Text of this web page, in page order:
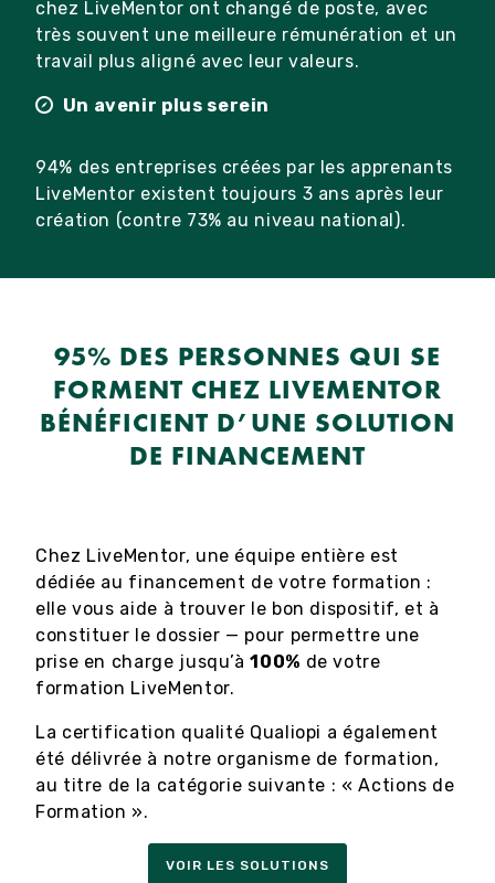
chez LiveMentor ont changé de poste, avec
très souvent une meilleure rémunération et un
travail plus aligné avec leur valeurs.
Un avenir plus serein
94% des entreprises créées par les apprenants
LiveMentor existent toujours 3 ans après leur
création (contre 73% au niveau national).
95% DES PERSONNES QUI SE
FORMENT CHEZ LIVEMENTOR
BÉNÉFICIENT D’UNE SOLUTION
DE FINANCEMENT
Chez LiveMentor, une équipe entière est
dédiée au financement de votre formation :
elle vous aide à trouver le bon dispositif, et à
constituer le dossier — pour permettre une
prise en charge jusqu’à100% de votre
formation LiveMentor.
La certification qualité Qualiopi a également
été délivrée à notre organisme de formation,
au titre de la catégorie suivante : « Actions de
Formation ».
VOIR LES SOLUTIONS